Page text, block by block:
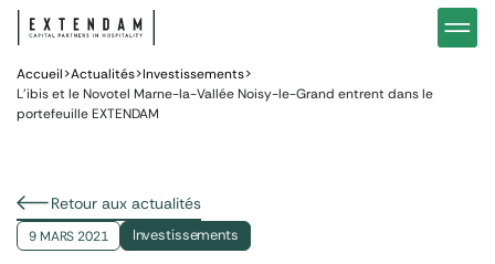
Notre stratégie d’investissements hôteliers Nos
Investir
Pourquoi investir dans l’hôtellerie ?
Vous êtes
Gestion de patrimoine
Actualités
Accueil>Actualités>Investissements>
L’ibis et le Novotel Marne-la-Vallée Noisy-le-Grand entrent dans le
portefeuille EXTENDAM
Retour aux actualités
9 MARS 2021 Investissements